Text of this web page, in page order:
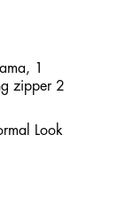
1
zipper 2
Look